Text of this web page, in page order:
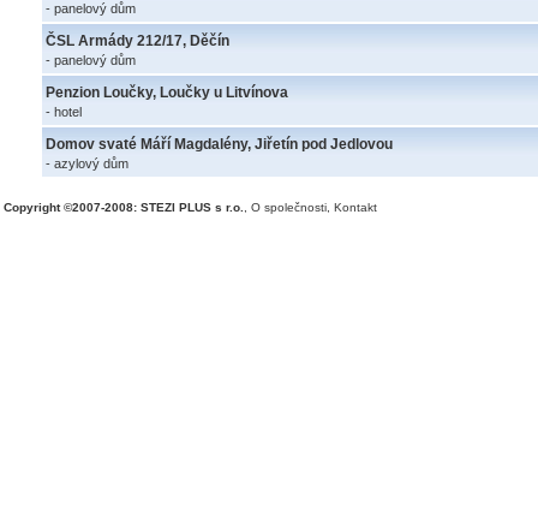
- panelový dům
ČSL Armády 212/17, Děčín
- panelový dům
Penzion Loučky, Loučky u Litvínova
- hotel
Domov svaté Máří Magdalény, Jiřetín pod Jedlovou
- azylový dům
Copyright ©2007-2008: STEZI PLUS s r.o. O společnosti Kontakt